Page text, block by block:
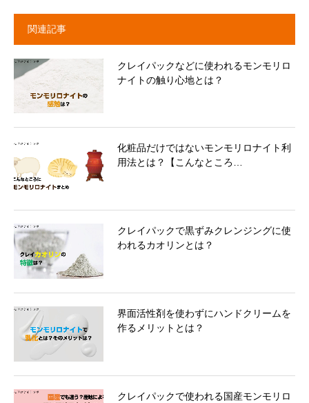
関連記事
クレイパックなどに使われるモンモリロ
ナイトの触り心地とは？
化粧品だけではないモンモリロナイト利
用法とは？【こんなところ…
クレイパックで黒ずみクレンジングに使
われるカオリンとは？
界面活性剤を使わずにハンドクリームを
作るメリットとは？
クレイパックで使われる国産モンモリロ